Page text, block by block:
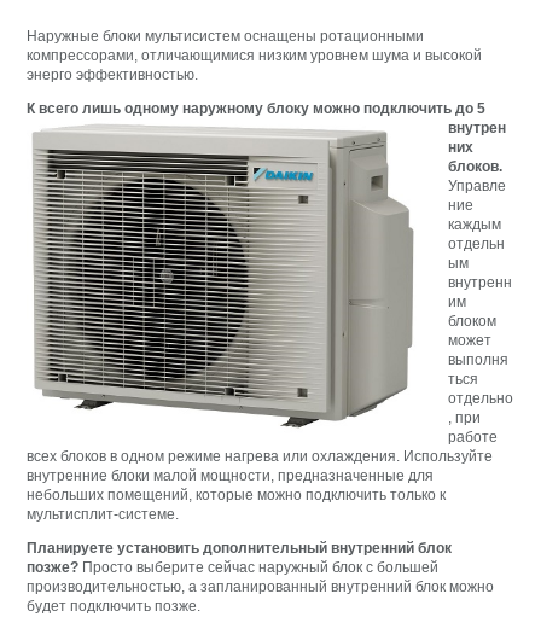
Наружные блоки мультисистем оснащены ротационными
компрессорами, отличающимися низким уровнем шума и высокой
энерго эффективностью.
К всего лишь одному наружному блоку можно подключить до 5
внутрен
них
блоков.
Управле
ние
каждым
отдельн
ым
внутренн
им
блоком
может
выполня
ться
отдельно
, при
работе
всех блоков в одном режиме нагрева или охлаждения. Используйте
внутренние блоки малой мощности, предназначенные для
небольших помещений, которые можно подключить только к
мультисплит-системе.
Планируете установить дополнительный внутренний блок
позже? Просто выберите сейчас наружный блок с большей
производительностью, а запланированный внутренний блок можно
будет подключить позже.